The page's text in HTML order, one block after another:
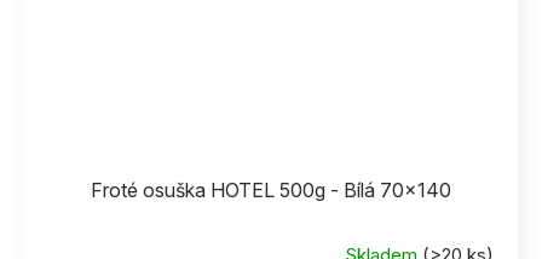
Froté osuška HOTEL 500g - Bílá 70x140